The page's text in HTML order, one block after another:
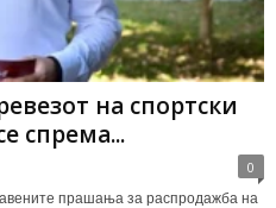
на спортски
спрема...
0
прашања за распродажба на